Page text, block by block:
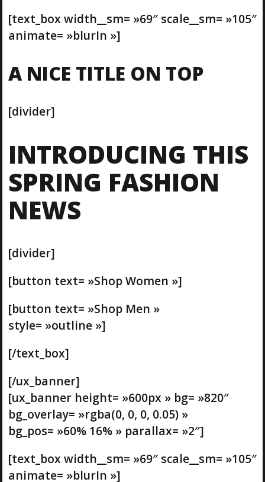
[text_box width__sm= »69″ scale__sm= »105″
animate= »blurIn »]
A NICE TITLE ON TOP
[divider]
INTRODUCING THIS
SPRING FASHION
NEWS
[divider]
[button text= »Shop Women »]
[button text= »Shop Men »
style= »outline »]
[/text_box]
[/ux_banner]
[ux_banner height= »600px » bg= »820″
bg_overlay= »rgba(0, 0, 0, 0.05) »
bg_pos= »60% 16% » parallax= »2″]
[text_box width__sm= »69″ scale__sm= »105″
animate= »blurIn »]